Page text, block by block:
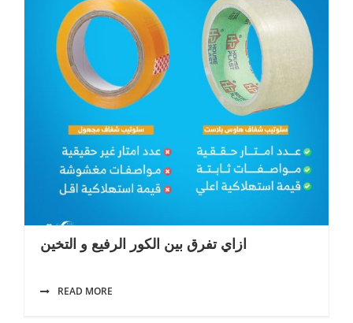
ازاي تفرق بين الكور الرفيع و التخين
READ MORE